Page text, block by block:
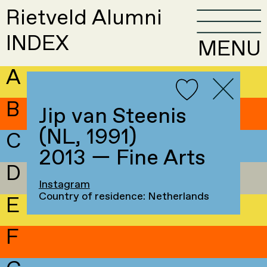
Rietveld Alumni
INDEX
MENU
A
B
C
D
E
F
Jip van Steenis
(NL, 1991)
2013 — Fine Arts
Instagram
Country of residence: Netherlands